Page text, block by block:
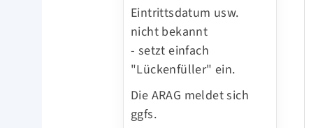
Eintrittsdatum usw.
nicht bekannt
- setzt einfach
"Lückenfüller" ein.
Die ARAG meldet sich
ggfs.